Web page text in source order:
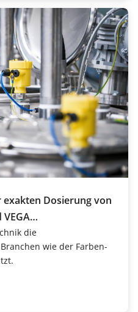
exakten Dosierung von
die
wie der Farben-